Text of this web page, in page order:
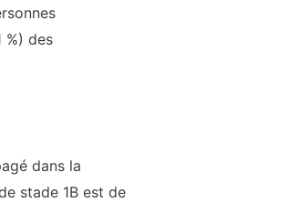
%) des
dans la
stade 1B est de